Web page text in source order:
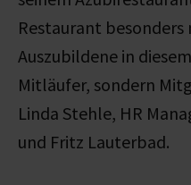
Restaurant besonders
Auszubildene in
Mitläufer, sondern
Linda Stehle, HR
und Fritz Lauterbad.